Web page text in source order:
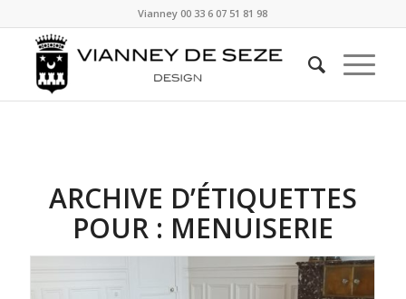
Vianney00 33 6 07 51 81 98
ARCHIVE D’ÉTIQUETTES
POUR : MENUISERIE